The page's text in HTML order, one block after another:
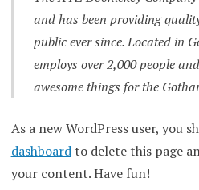
and has been providing
public ever since. Located in
employs over 2,000 people
awesome things for the
As a new WordPress user, you
dashboardto delete this page
your content. Have fun!